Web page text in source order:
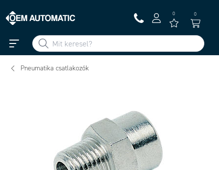
0 0
Pneumatika csatlakozók